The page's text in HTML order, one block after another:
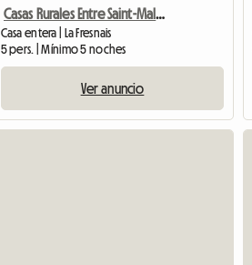
Casas Rurales Entre Saint-Malo Y Mont Michel
Casa entera | La Fresnais
5 pers. | Mínimo 5 noches
Ver anuncio